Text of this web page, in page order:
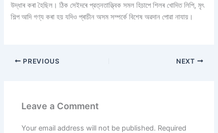
উদ্ধাৰ কৰা হৈছিল। ঠিক সেইদৰে প্রত্নতাত্ত্বিক সমল হিচাপে শিলৰ খোদিত লিপি, মৃৎ
শিল্প আদি গণ্য কৰা হয় যদিও প্ৰাচীন অসম সম্পৰ্কে বিশেষ অৱদান পোৱা নাযায়।
PREVIOUS NEXT
Leave a Comment
Your email address will not be published. Required